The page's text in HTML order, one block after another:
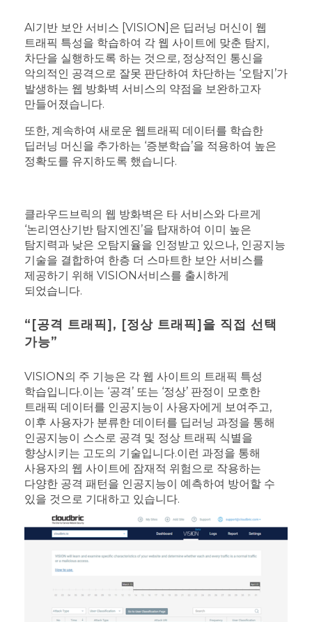
AI기반 보안 서비스 [VISION]은 딥러닝 머신이 웹
트래픽 특성을 학습하여 각 웹 사이트에 맞춘 탐지,
차단을 실행하도록 하는 것으로, 정상적인 통신을
악의적인 공격으로 잘못 판단하여 차단하는 ‘오탐지’가
발생하는 웹 방화벽 서비스의 약점을 보완하고자
만들어졌습니다.
또한, 계속하여 새로운 웹트래픽 데이터를 학습한
딥러닝 머신을 추가하는 ‘증분학습’을 적용하여 높은
정확도를 유지하도록 했습니다.
클라우드브릭의 웹 방화벽은 타 서비스와 다르게
‘논리연산기반 탐지엔진’을 탑재하여 이미 높은
탐지력과 낮은 오탐지율을 인정받고 있으나, 인공지능
기술을 결합하여 한층 더 스마트한 보안 서비스를
제공하기 위해 VISION서비스를 출시하게
되었습니다.
“[공격 트래픽], [정상 트래픽]을 직접 선택
가능”
VISION의 주 기능은 각 웹 사이트의 트래픽 특성
학습입니다.이는 ‘공격’ 또는 ‘정상’ 판정이 모호한
트래픽 데이터를 인공지능이 사용자에게 보여주고,
이후 사용자가 분류한 데이터를 딥러닝 과정을 통해
인공지능이 스스로 공격 및 정상 트래픽 식별을
향상시키는 고도의 기술입니다.이런 과정을 통해
사용자의 웹 사이트에 잠재적 위험으로 작용하는
다양한 공격 패턴을 인공지능이 예측하여 방어할 수
있을 것으로 기대하고 있습니다.